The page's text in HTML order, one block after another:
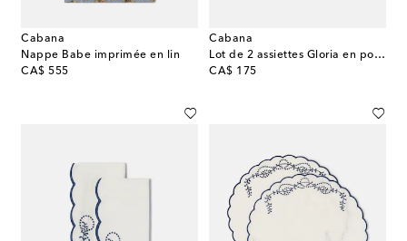
Cabana
Nappe Babe imprimée en lin
CA$ 555
original price
Cabana
Lot de 2 assiettes Gloria en porcelaine
CA$ 175
original price